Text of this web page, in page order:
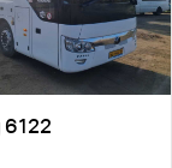
6122